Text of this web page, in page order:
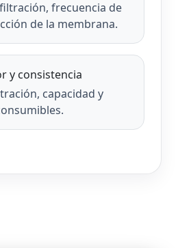
frecuencia de
de la membrana.
y consistencia
capacidad y